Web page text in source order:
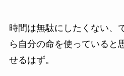
時間は無駄にしたくない、
ら自分の命を使っていると
せるはず。